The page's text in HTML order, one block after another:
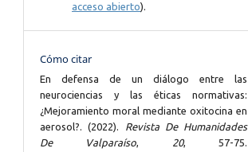
acceso abierto).
Cómo citar
En defensa de un diálogo entre las
neurociencias y las éticas normativas:
¿Mejoramiento moral mediante oxitocina en
aerosol?. (2022).
Revista De Humanidades
De Valparaíso, 20, 57-75.